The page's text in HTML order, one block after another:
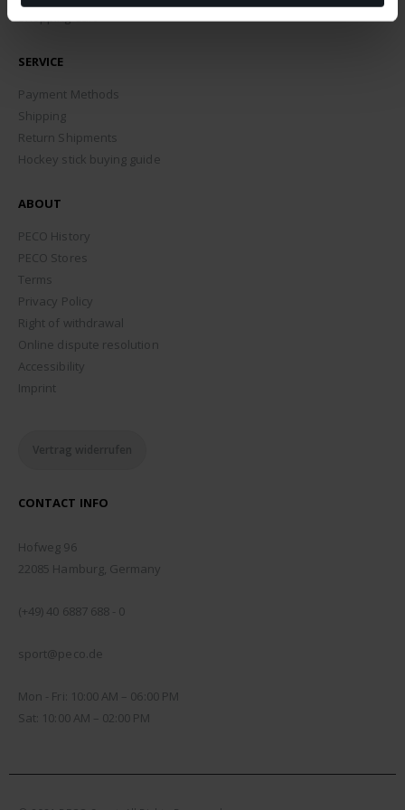
Shopping Cart
SERVICE
Payment Methods
Shipping
Return Shipments
Hockey stick buying guide
ABOUT
PECO History
PECO Stores
Terms
Privacy Policy
Right of withdrawal
Online dispute resolution
Accessibility
Imprint
Vertrag widerrufen
CONTACT INFO
Hofweg 96
22085 Hamburg, Germany
(+49) 40 6887 688 - 0
sport@peco.de
Mon - Fri: 10:00 AM – 06:00 PM
Sat: 10:00 AM – 02:00 PM